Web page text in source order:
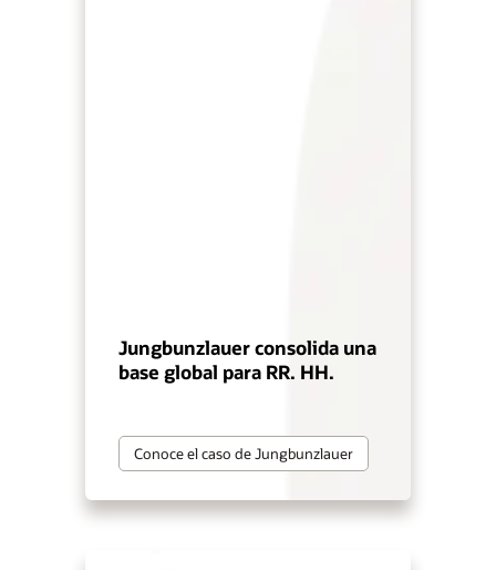
Jungbunzlauer consolida una
base global para RR. HH.
Conoce el caso de Jungbunzlauer